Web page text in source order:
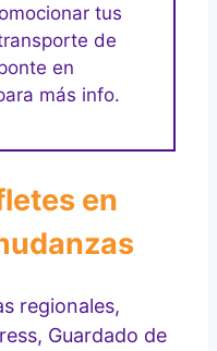
tus
de
en
más info.
en
regionales,
Guardado de